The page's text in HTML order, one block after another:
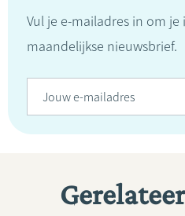
Vul je e-mailadres in om
maandelijkse nieuwsbrief.